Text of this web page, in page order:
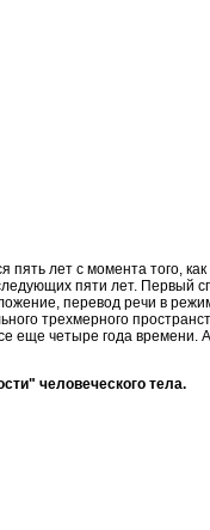
пять лет с момента того,
пяти лет. Первый
перевод речи в
трехмерного
еще четыре года
человеческого тела.